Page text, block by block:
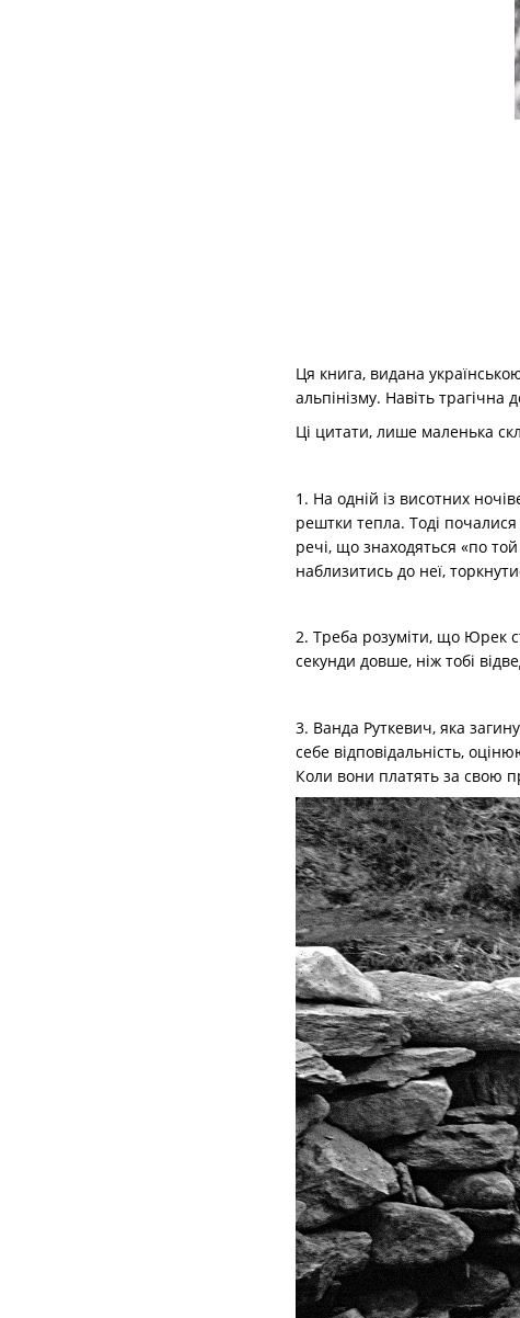
Ця книга, видана
альпінізму. Навіть
Ці цитати, лише маленька
1. На одній із висотних
рештки тепла. Тоді
речі, що знаходяться «по
наблизитись до неї,
2. Треба розуміти, що Юрек
секунди довше, ніж тобі
3. Ванда Руткевич, яка
себе відповідальність,
Коли вони платять за свою